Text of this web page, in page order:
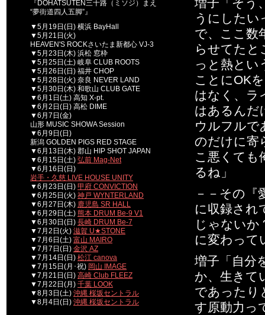
『DOHATSUTEN三十路（ミソジ）まえ
“夢街道四人五脚”』
▼5月19日(日) 横浜 BayHall
▼5月21日(火)
HEAVEN'S ROCKさいたま新都心 VJ-3
▼5月23日(木) 浜松 窓枠
▼5月25日(土) 岐阜 CLUB ROOTS
▼5月26日(日) 福井 CHOP
▼5月28日(火) 奈良 NEVER LAND
▼5月30日(木) 和歌山 CLUB GATE
▼6月1日(土) 高知 X-pt.
▼6月2日(日) 高松 DIME
▼6月7日(金)
山形 MUSIC SHOWA Session
▼6月9日(日)
新潟 GOLDEN PIGS RED STAGE
▼6月13日(木) 郡山 HIP SHOT JAPAN
▼6月15日(土) 弘前 Mag-Net
▼6月16日(日)
岩手・久慈 LIVE HOUSE UNITY
▼6月23日(日) 甲府 CONVICTION
▼6月25日(火) 神戸 WYNTERLAND
▼6月27日(木) 鹿児島 SR HALL
▼6月29日(土) 熊本 DRUM Be-9 V1
▼6月30日(日) 長崎 DRUM Be-7
▼7月2日(火) 滋賀 U★STONE
▼7月6日(土) 富山 MAIRO
▼7月7日(日) 金沢 AZ
▼7月14日(日) 松江 canova
▼7月15日(月･祝) 岡山 IMAGE
▼7月21日(日) 高崎 Club FLEEZ
▼7月22日(月) 千葉 LOOK
▼8月3日(土) 沖縄 桜坂セントラル
▼8月4日(日) 沖縄 桜坂セントラル
うにしたい
で、ここ数
らせてたと
っと熱とい
ことにOK
はなく、ラ
はあるんだ
ウルフルで
のだけに寄
こ悪くても
るね」
－－その『
に収録され
じゃないか
に変わって
増子「自分
か、生きて
であったり
す原動力っ